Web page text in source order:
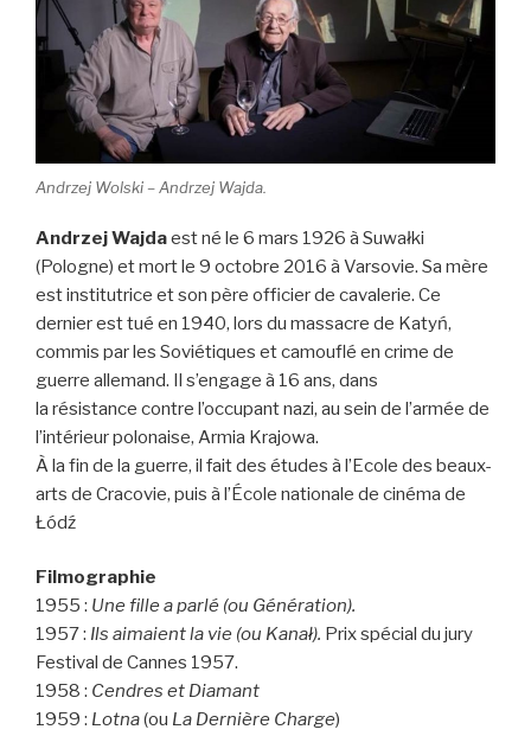
Andrzej Wolski – Andrzej Wajda.
Andrzej Wajdaest né le 6 mars 1926 à Suwałki
(Pologne) et mort le 9 octobre 2016 à Varsovie. Sa mère
est institutrice et son père officier de cavalerie. Ce
dernier est tué en 1940, lors du massacre de Katyń,
commis par les Soviétiques et camouflé en crime de
guerre allemand. Il s’engage à 16 ans, dans
la résistance contre l’occupant nazi, au sein de l’armée de
l’intérieur polonaise, Armia Krajowa.
À la fin de la guerre, il fait des études à l’Ecole des beaux-
arts de Cracovie, puis à l’École nationale de cinéma de
Łódź
Filmographie
1955 : Une fille a parlé (ou Génération).
1957 : Ils aimaient la vie (ou Kanał). Prix spécial du jury
Festival de Cannes 1957.
1958 : Cendres et Diamant
1959 : Lotna(ou La Dernière Charge)